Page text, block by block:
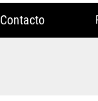
Contacto